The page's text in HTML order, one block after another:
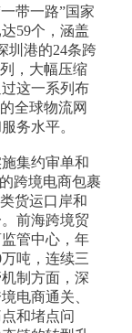
带一路”国家
59个，涵盖
圳港的24条跨
，大幅压缩
这一系列布
全球物流网
务水平。
集约审单和
跨境电商包裹
货运口岸和
前海跨境贸
管中心，年
吨，连续三
制方面，深
电商通关、
和堵点问